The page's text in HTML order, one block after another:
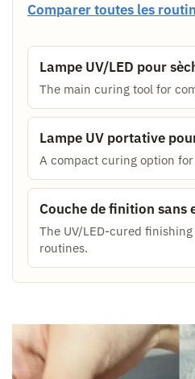
Comparer toutes les
Lampe UV/LED pour
The main curing tool for
Lampe UV portative
A compact curing option
Couche de finition sans
The UV/LED-cured
routines.